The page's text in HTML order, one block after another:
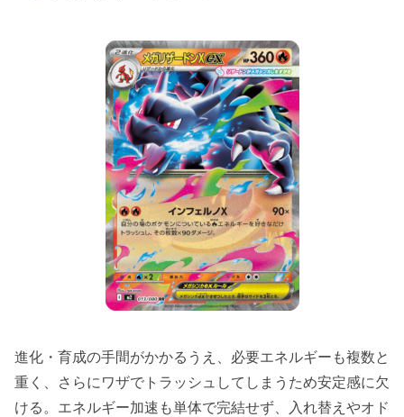
進化・育成の手間がかかるうえ、必要エネルギーも複数と
重く、さらにワザでトラッシュしてしまうため安定感に欠
ける。エネルギー加速も単体で完結せず、入れ替えやオド